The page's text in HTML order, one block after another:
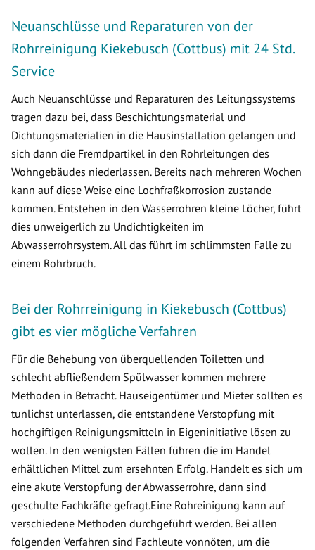
Neuanschlüsse und Reparaturen von der
Rohrreinigung Kiekebusch (Cottbus) mit 24 Std.
Service
Auch Neuanschlüsse und Reparaturen des Leitungssystems
tragen dazu bei, dass Beschichtungsmaterial und
Dichtungsmaterialien in die Hausinstallation gelangen und
sich dann die Fremdpartikel in den Rohrleitungen des
Wohngebäudes niederlassen. Bereits nach mehreren Wochen
kann auf diese Weise eine Lochfraßkorrosion zustande
kommen. Entstehen in den Wasserrohren kleine Löcher, führt
dies unweigerlich zu Undichtigkeiten im
Abwasserrohrsystem. All das führt im schlimmsten Falle zu
einem Rohrbruch.
Bei der Rohrreinigung in Kiekebusch (Cottbus)
gibt es vier mögliche Verfahren
Für die Behebung von überquellenden Toiletten und
schlecht abfließendem Spülwasser kommen mehrere
Methoden in Betracht. Hauseigentümer und Mieter sollten es
tunlichst unterlassen, die entstandene Verstopfung mit
hochgiftigen Reinigungsmitteln in Eigeninitiative lösen zu
wollen. In den wenigsten Fällen führen die im Handel
erhältlichen Mittel zum ersehnten Erfolg. Handelt es sich um
eine akute Verstopfung der Abwasserrohre, dann sind
geschulte Fachkräfte gefragt.Eine Rohreinigung kann auf
verschiedene Methoden durchgeführt werden. Bei allen
folgenden Verfahren sind Fachleute vonnöten, um die